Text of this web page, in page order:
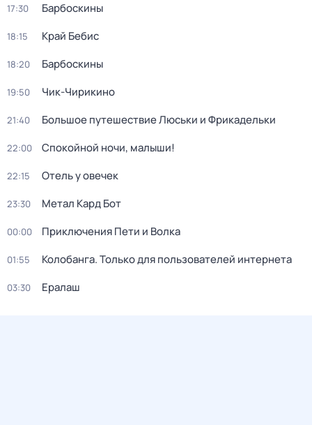
17:30 Барбоскины
18:15 Край Бебис
18:20 Барбоскины
19:50 Чик-Чирикино
21:40 Большое путешествие Люськи и Фрикадельки
22:00 Спокойной ночи, малыши!
22:15 Отель у овечек
23:30 Метал Кард Бот
00:00 Приключения Пети и Волка
01:55 Колобанга. Только для пользователей интернета
03:30 Ералаш